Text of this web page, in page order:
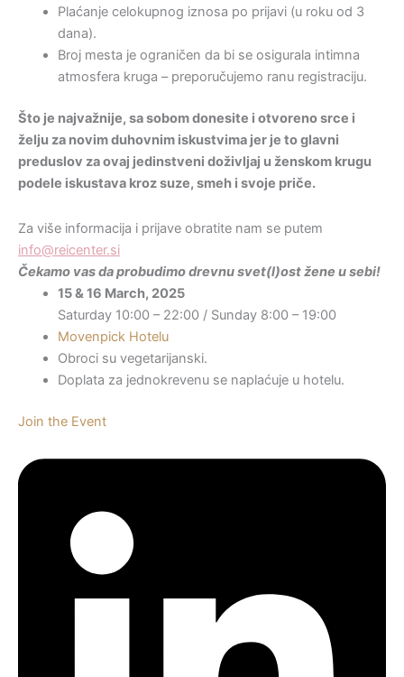
Plaćanje celokupnog iznosa po prijavi (u roku od 3
dana).
Broj mesta je ograničen da bi se osigurala intimna
atmosfera kruga – preporučujemo ranu registraciju.
Što je najvažnije, sa sobom donesite i otvoreno srce i
želju za novim duhovnim iskustvima jer je to glavni
preduslov za ovaj jedinstveni doživljaj u ženskom krugu
podele iskustava kroz suze, smeh i svoje priče.
Za više informacija i prijave obratite nam se putem
info@reicenter.si
Čekamo vas da probudimo drevnu svet(l)ost žene u sebi!
15 & 16 March, 2025
Saturday 10:00 – 22:00 / Sunday 8:00 – 19:00
Movenpick Hotelu
Obroci su vegetarijanski.
Doplata za jednokrevenu se naplaćuje u hotelu.
Join the Event